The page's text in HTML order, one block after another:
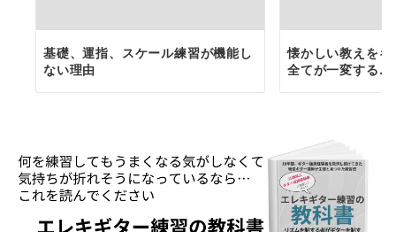
基礎、運指、スケール練習が機能し
ない理由
懐かしい教えを
全てが一変する…